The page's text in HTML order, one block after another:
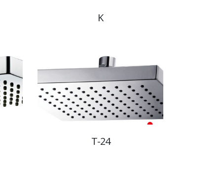
K
T-24